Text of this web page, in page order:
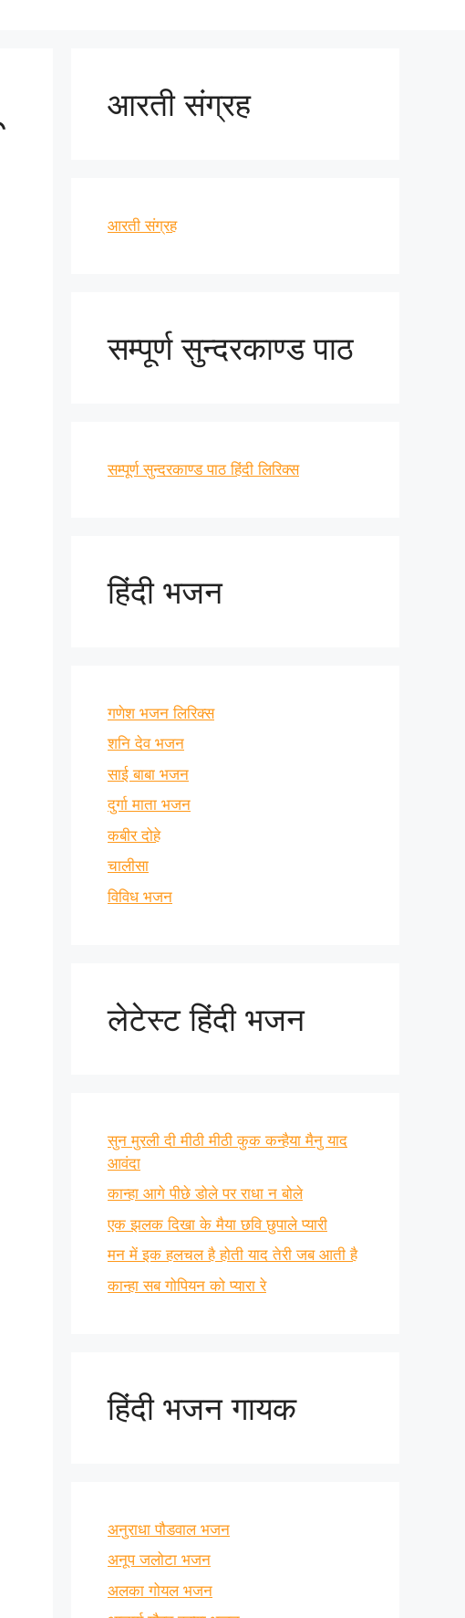
आरती संग्रह
आरती संग्रह
सम्पूर्ण सुन्दरकाण्ड पाठ
सम्पूर्ण सुन्दरकाण्ड पाठ हिंदी लिरिक्स
हिंदी भजन
गणेश भजन लिरिक्स
शनि देव भजन
साई बाबा भजन
दुर्गा माता भजन
कबीर दोहे
चालीसा
विविध भजन
लेटेस्ट हिंदी भजन
सुन मुरली दी मीठी मीठी कुक कन्हैया मैनु याद
आवंदा
कान्हा आगे पीछे डोले पर राधा न बोले
एक झलक दिखा के मैया छवि छुपाले प्यारी
मन में इक हलचल है होती याद तेरी जब आती है
कान्हा सब गोपियन को प्यारा रे
हिंदी भजन गायक
अनुराधा पौडवाल भजन
अनूप जलोटा भजन
अलका गोयल भजन